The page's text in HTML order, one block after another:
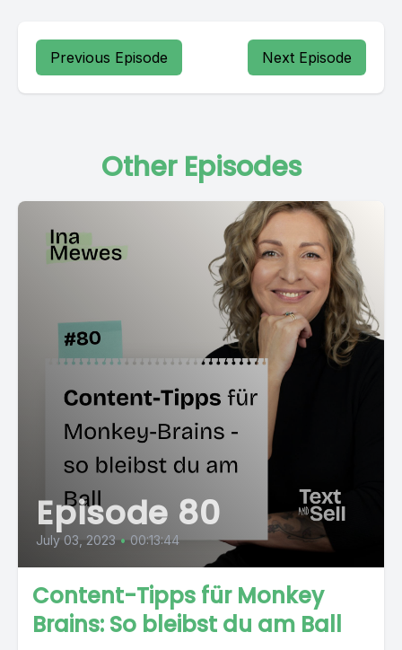
Previous Episode Next Episode
Other Episodes
Episode 80
July 03, 2023 • 00:13:44
Content-Tipps für Monkey
Brains: So bleibst du am Ball